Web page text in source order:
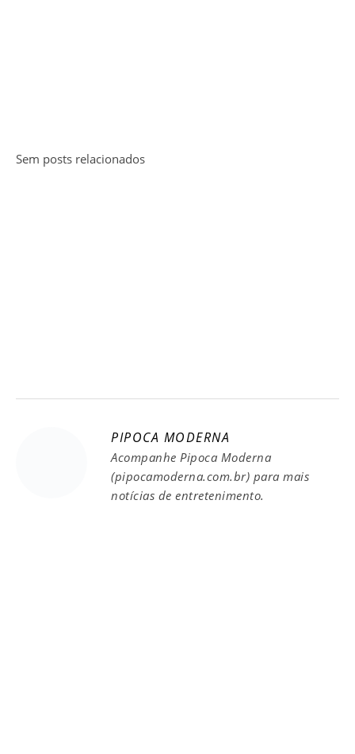
Sem posts relacionados
PIPOCA MODERNA
Acompanhe Pipoca Moderna
(pipocamoderna.com.br) para mais
notícias de entretenimento.